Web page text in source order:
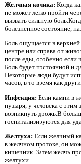
Желчная колика: Когда
не может легко пройти
вызвать сильную
болезненное состояние,
Боль ощущается в
центре или справа от
после еды, особенно если
Боль будет постоянной и
Некоторые люди будут
часов, в то время как
Инфекция: Если камни в
пузыря, у человека с этим
возникнуть дрожь.В
госпитализируются для
Желтуха: Если желчный
в желчном протоке, он
кишечник. Затем желчь
желтухи.